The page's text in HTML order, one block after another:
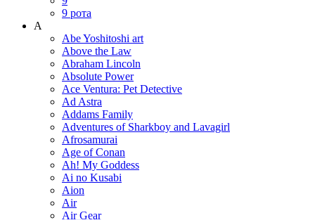
9 рота
A
Abe Yoshitoshi art
Above the Law
Abraham Lincoln
Absolute Power
Ace Ventura: Pet Detective
Ad Astra
Addams Family
Adventures of Sharkboy and Lavagirl
Afrosamurai
Age of Conan
Ah! My Goddess
Ai no Kusabi
Aion
Air
Air Gear